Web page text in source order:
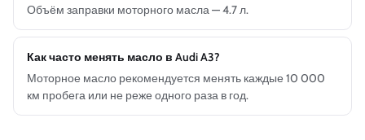
Объём заправки моторного масла — 4.7 л.
Как часто менять масло в Audi A3?
Моторное масло рекомендуется менять каждые 10 000
км пробега или не реже одного раза в год.